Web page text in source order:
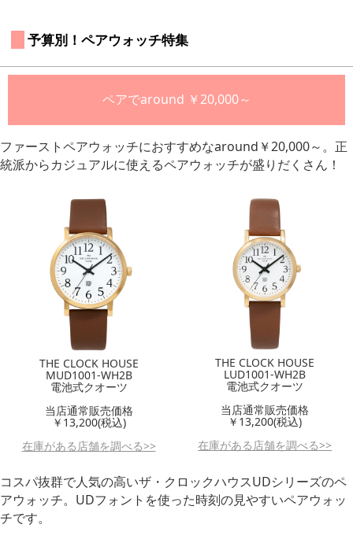
予算別！ペアウォッチ特集
ペアでaround ￥20,000～
ファーストペアウォッチにおすすめなaround￥20,000～。正
統派からカジュアルに使えるペアウォッチが盛りだくさん！
THE CLOCK HOUSE
MUD1001-WH2B
電池式クオーツ
当店通常販売価格
￥13,200(税込)
在庫がある店舗を調べる>>
THE CLOCK HOUSE
LUD1001-WH2B
電池式クオーツ
当店通常販売価格
￥13,200(税込)
在庫がある店舗を調べる>>
コスパ抜群で人気の高いザ・クロックハウスUDシリーズのペ
アウォッチ。UDフォントを使った時刻の見やすいペアウォッ
チです。